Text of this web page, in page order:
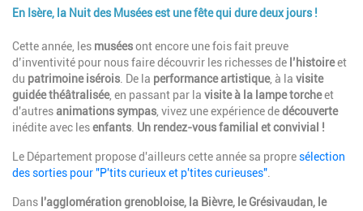
Paragraphes
En Isère, la Nuit des Musées est une fête qui dure deux jours !
Description
Cette année, les muséesont encore une fois fait preuve
d’inventivité pour nous faire découvrir les richesses de l’histoireet
du patrimoine isérois . De la performance artistique, à la visite
guidée théâtralisée, en passant par la visite à la lampe torcheet
d'autresanimations sympas , vivez une expérience dedécouverte
inédite avec lesenfants Un rendez-vous familial et convivial !
Le Département propose d'ailleurs cette année sa propresélection
des sorties pour "P'tits curieux et p'tites curieuses"
Dans l'agglomération grenobloise, la Bièvre, le Grésivaudan, le